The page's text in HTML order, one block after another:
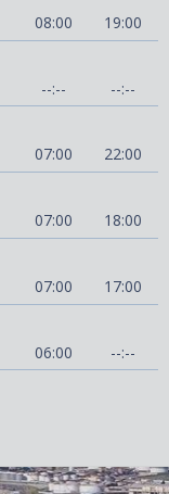
08:00
19:00
--:--
--:--
07:00
22:00
07:00
18:00
07:00
17:00
06:00 --:--